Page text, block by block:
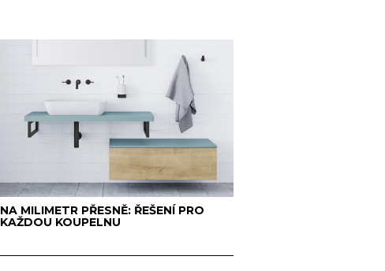
NA MILIMETR PŘESNĚ: ŘEŠENÍ PRO
KAŽDOU KOUPELNU